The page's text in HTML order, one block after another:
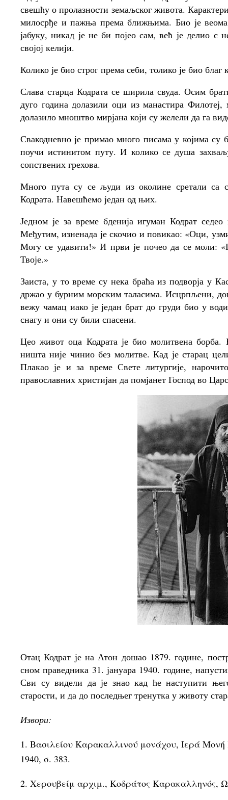
свешћу о пролазности земаљског живота.
милосрђе и пажња према ближњима. Био је
јабуку, никад је не би појео сам, већ је делио
својој келији.
Колико је био строг према себи, толико је био
Слава старца Кодрата се ширила свуда. Осим
дуго година долазили оци из манастира
долазило мноштво мирјана који су желели да га
Свакодневно је примао много писама у којима
поучи истинитом путу. И колико се душа
сопствених грехова.
Много пута су се људи из околине сретали са
Кодрата. Навешћемо један од њих.
Једном је за време бденија игуман Кодрат
Међутим, изненада је скочио и повикао: «Оци,
Могу се удавити!» И први је почео да се моли:
Твоје.»
Заиста, у то време су нека браћа из подворја у
држао у бурним морским таласима. Исцрпљени,
вежу чамац иако је један брат до груди био у
снагу и они су били спасени.
Цео живот оца Кодрата је био молитвена
ништа није чинио без молитве. Кад је старац
Плакао је и за време Свете литургије,
православних христијан да помјанет Господ во
Отац Кодрат је на Атон дошао 1879. године,
сном праведника 31. јануара 1940. године,
Сви су видели да је знао кад ће наступити
старости, и да до последњег тренутка у животу
Извори:
1. Βασιλείου Καρακαλλινού μονάχου, Ιερά Μονή
1940, σ. 383.
2. Χερουβείμ αρχιμ., Κοδράτος Καρακαλληνός,